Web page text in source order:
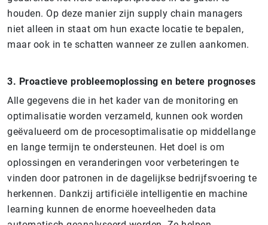
houden. Op deze manier zijn supply chain managers
niet alleen in staat om hun exacte locatie te bepalen,
maar ook in te schatten wanneer ze zullen aankomen.
3. Proactieve probleemoplossing en betere prognoses
Alle gegevens die in het kader van de monitoring en
optimalisatie worden verzameld, kunnen ook worden
geëvalueerd om de procesoptimalisatie op middellange
en lange termijn te ondersteunen. Het doel is om
oplossingen en veranderingen voor verbeteringen te
vinden door patronen in de dagelijkse bedrijfsvoering te
herkennen. Dankzij artificiële intelligentie en machine
learning kunnen de enorme hoeveelheden data